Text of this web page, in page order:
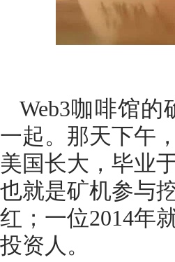
Web3咖啡馆
一起。那天下午
美国长大，毕业
也就是矿机参与
红；一位2014年
投资人。